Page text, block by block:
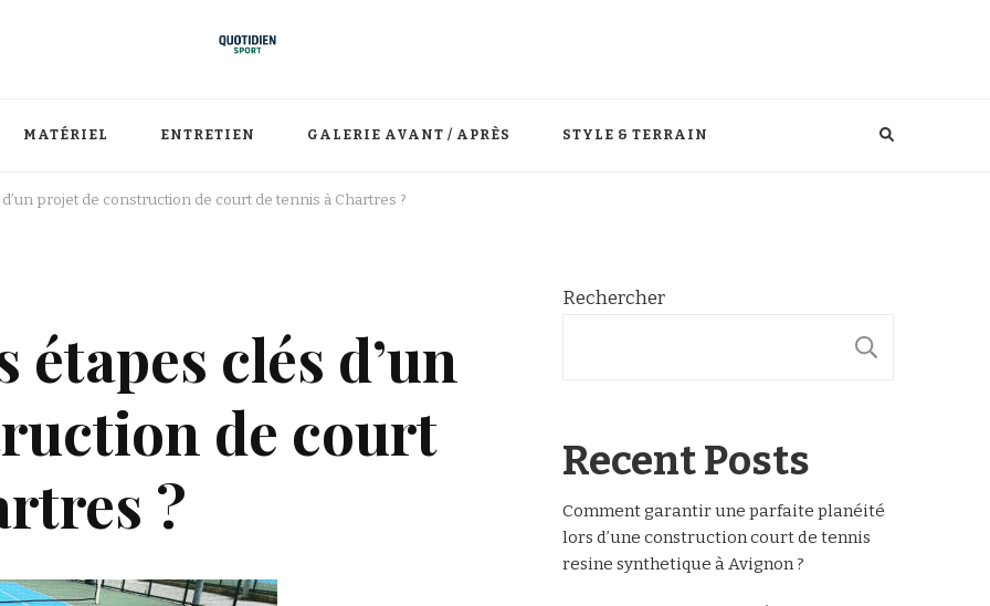
MATÉRIEL ENTRETIEN GALERIE AVANT / APRÈS STYLE & TERRAIN
projet de construction de court de tennis à Chartres ?
clés d’un
de court
?
Rechercher
Recent Posts
Comment garantir une parfaite planéité
lors d’une construction court de tennis
resine synthetique à Avignon ?